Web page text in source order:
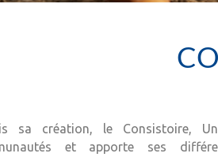
sa création, le Consistoire,
et apporte ses